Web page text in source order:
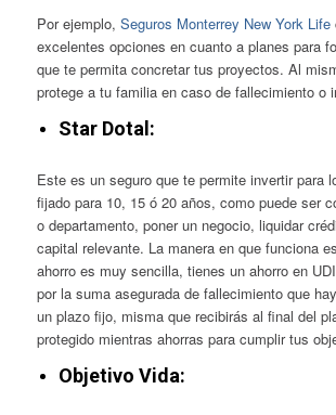
Por ejemplo, Seguros Monterrey New York Life
excelentes opciones en cuanto a planes para
que te permita concretar tus proyectos. Al
protege a tu familia en caso de fallecimiento o
Star Dotal:
Este es un seguro que te permite invertir para
fijado para 10, 15 ó 20 años, como puede ser
o departamento, poner un negocio, liquidar
capital relevante. La manera en que funciona
ahorro es muy sencilla, tienes un ahorro en
por la suma asegurada de fallecimiento que
un plazo fijo, misma que recibirás al final del
protegido mientras ahorras para cumplir tus
Objetivo Vida: